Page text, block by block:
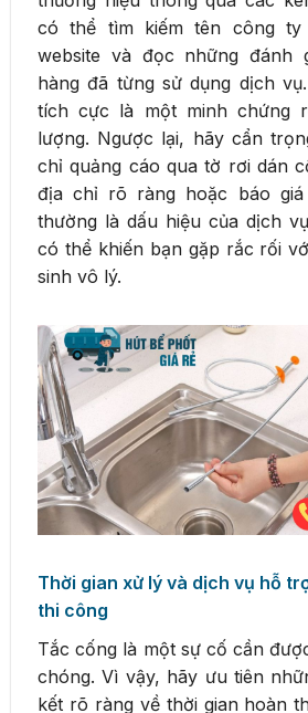
có thể tìm kiếm tên công ty
website và đọc những đánh
hàng đã từng sử dụng dịch
tích cực là một minh chứng
lượng. Ngược lại, hãy cẩn
chỉ quảng cáo qua tờ rơi dán
địa chỉ rõ ràng hoặc báo
thường là dấu hiệu của dịch
có thể khiến bạn gặp rắc rối
sinh vô lý.
Thời gian xử lý và dịch vụ hỗ
thi công
Tắc cống là một sự cố cần
chóng. Vì vậy, hãy ưu tiên
kết rõ ràng về thời gian hoàn